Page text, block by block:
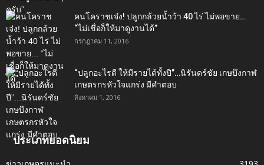
คนโคราชเจ๋ง! ปลูกกล้วยน้ำว้า 40 ไร่ ไม่พอขาย…
“ไม่เชื่อก็ให้มาดูงานได้”‬
กรกฎาคม 11, 2016
“ปลูกอะไรดี ให้มีรายได้ทั้งปี”…นิรันดร์ชัย เกษบึงกาฬ
เกษตรกรหัวใจแกร่ง มีคำตอบ
สิงหาคม 1, 2016
ประเภทยอดนิยม